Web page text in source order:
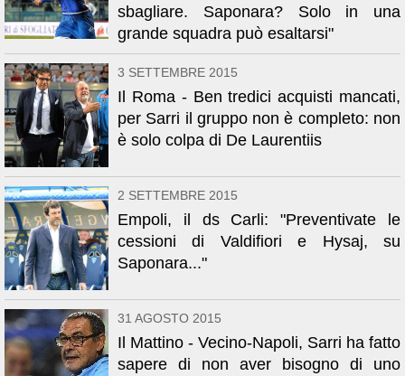
sbagliare. Saponara? Solo in una
grande squadra può esaltarsi"
3 SETTEMBRE 2015
Il Roma - Ben tredici acquisti mancati,
per Sarri il gruppo non è completo: non
è solo colpa di De Laurentiis
2 SETTEMBRE 2015
Empoli, il ds Carli: "Preventivate le
cessioni di Valdifiori e Hysaj, su
Saponara..."
31 AGOSTO 2015
Il Mattino - Vecino-Napoli, Sarri ha fatto
sapere di non aver bisogno di uno